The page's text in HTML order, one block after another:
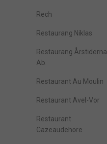
Rech
Restaurang Niklas
Restaurang Årstiderna
Ab.
Restaurant Au Moulin
Restaurant Avel-Vor
Restaurant
Cazeaudehore